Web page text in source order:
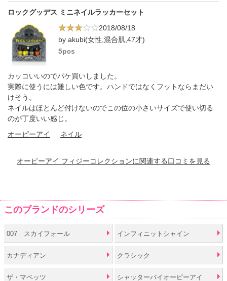
ロックグッデス ミニネイルラッカーセット
2018/08/18
by akubi(女性,混合肌,47才)
5pcs
カッコいいのでパケ買いしました。
実際に使うには難しい色です。ハンドではなくフットならまだい
けそう。
ネイルはほとんど付けないのでこの位の小さいサイズで使い切る
のが丁度いい感じ。
オーピーアイ
ネイル
オーピーアイ フィジーコレクションに関連する口コミを見る
このブランドのシリーズ
007 スカイフォール インフィニットシャイン
カナディアン クラシック
ザ・マペッツ シャッターバイオーピーアイ